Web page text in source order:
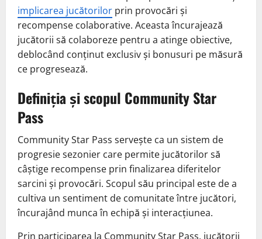
implicarea jucătorilor prin provocări și
recompense colaborative. Aceasta încurajează
jucătorii să colaboreze pentru a atinge obiective,
deblocând conținut exclusiv și bonusuri pe măsură
ce progresează.
Definiția și scopul Community Star
Pass
Community Star Pass servește ca un sistem de
progresie sezonier care permite jucătorilor să
câștige recompense prin finalizarea diferitelor
sarcini și provocări. Scopul său principal este de a
cultiva un sentiment de comunitate între jucători,
încurajând munca în echipă și interacțiunea.
Prin participarea la Community Star Pass, jucătorii